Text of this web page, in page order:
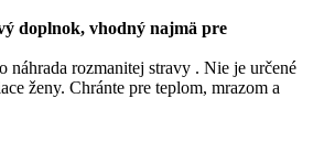
doplnok, vhodný najmä pre
náhrada rozmanitej stravy . Nie je určené
ženy. Chránte pre teplom, mrazom a